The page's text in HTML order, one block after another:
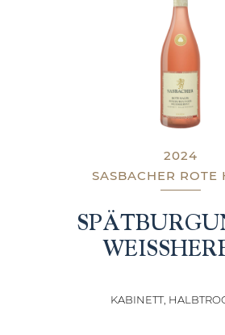
2024
SASBACHER ROTE
KABINETT,